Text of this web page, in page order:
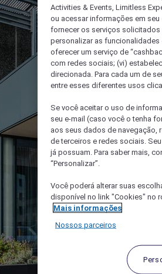
Activities & Events, Limitless
ou acessar informações em
fornecer os serviços solicitados
personalizar as
oferecer um serviço de
com redes sociais; (vi)
direcionada. Para cada um de
entre esses diferentes usos
Se você aceitar o uso de
seu e-mail (caso você o tenha
aos seus dados de navegação,
de terceiros e redes sociais.
já possuam. Para saber mais,
“Personalizar”.
Você poderá alterar suas
disponível no link "Cookies" no
Mais informações
Nossos parceiros